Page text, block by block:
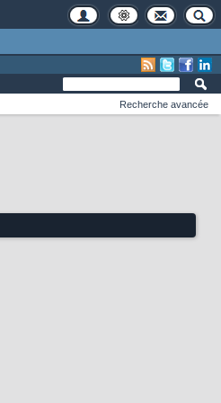
Recherche avancée